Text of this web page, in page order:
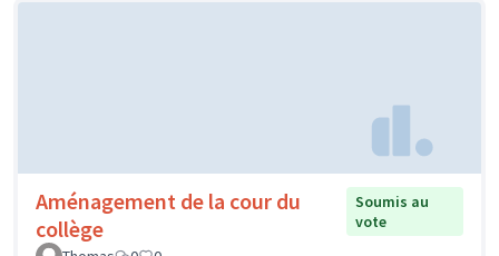
Aménagement de la cour du
collège
Soumis au
vote